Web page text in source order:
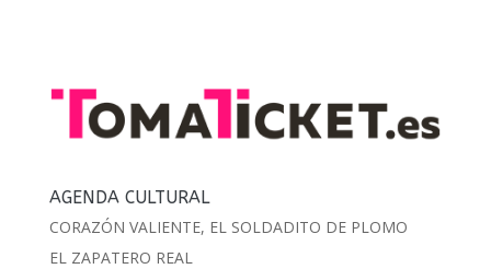
AGENDA CULTURAL
CORAZÓN VALIENTE, EL SOLDADITO DE PLOMO
EL ZAPATERO REAL